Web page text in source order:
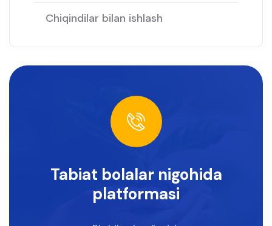
Chiqindilar bilan ishlash
Tabiat bolalar nigohida
platformasi